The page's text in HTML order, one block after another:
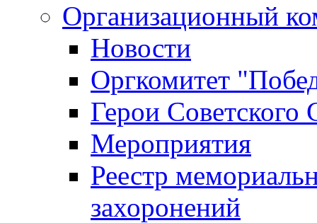
Организационный
Новости
Оргкомитет
Герои Советского
Мероприятия
Реестр
захоронений